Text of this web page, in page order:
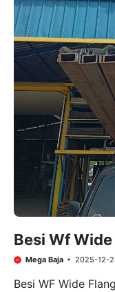
Besi Wf
Mega Baja 2025-12-
Besi WF Wide